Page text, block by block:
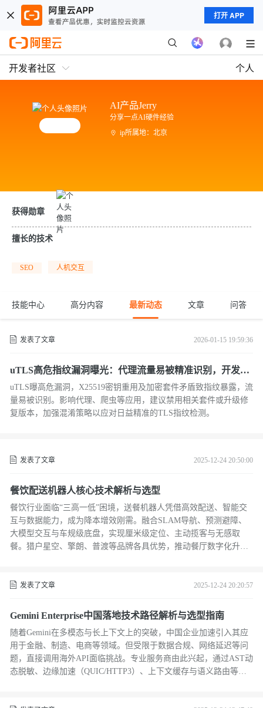
打开 APP
开发者社区 个人
AI产品Jerry
分享一点AI硬件经验
ip所属地：北京
获得勋章
擅长的技术
SEO 人机交互
技能中心 高分内容 最新动态 文章 问答
发表了文章 2026-01-15 19:59:36
uTLS高危指纹漏洞曝光：代理流量易被精准识别，开发者
与用户紧急规避指南
uTLS曝高危漏洞，X25519密钥重用及加密套件矛盾致指纹暴露，流
量易被识别。影响代理、爬虫等应用，建议禁用相关套件或升级修
复版本，加强混淆策略以应对日益精准的TLS指纹检测。
发表了文章 2025-12-24 20:50:00
餐饮配送机器人核心技术解析与选型
餐饮行业面临“三高一低”困境，送餐机器人凭借高效配送、智能交
互与数据能力，成为降本增效刚需。融合SLAM导航、预测避障、
大模型交互与车规级底盘，实现厘米级定位、主动揽客与无感取
餐。猎户星空、擎朗、普渡等品牌各具优势，推动餐厅数字化升
发表了文章 2025-12-24 20:20:57
Gemini Enterprise中国落地技术路径解析与选型指南
随着Gemini在多模态与长上下文上的突破，中国企业加速引入其应
用于金融、制造、电商等领域。但受限于数据合规、网络延迟等问
题，直接调用海外API面临挑战。专业服务商由此兴起，通过AST动
态脱敏、边缘加速（QUIC/HTTP3）、上下文缓存与语义路由等技